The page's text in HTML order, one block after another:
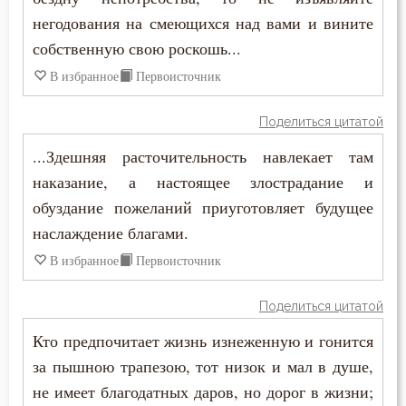
Совет
Состояние души после смерти
Сострадание
Спаситель
Спор
Страсть
негодования на смеющихся над вами и вините
собственную свою роскошь...
В избранное Первоисточник
Поделиться цитатой
...Здешняя расточительность навлекает там
наказание, а настоящее злострадание и
обуздание пожеланий приуготовляет будущее
наслаждение благами.
В избранное Первоисточник
Поделиться цитатой
Кто предпочитает жизнь изнеженную и гонится
за пышною трапезою, тот низок и мал в душе,
не имеет благодатных даров, но дорог в жизни;